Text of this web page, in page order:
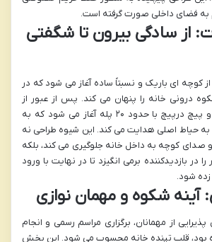
فضای داخلی صورت گرفته است.
از سادگی بیرون تا شگفتی
از کوچه ای باریک و نسبتاً ساده آغاز می شود که در
درونی خانه را پنهان می کند. پس از عبور از
سردر، راهرویی طویل و پیچ درپیچ با حدود ۲۰ پله آغاز می شود که به
به حیاط اصلی هدایت می کند. این شیوه طراحی نه
و صدای کوچه به داخل خانه جلوگیری می کند، بلکه
در بازدیدکننده برمی انگیزد تا در نهایت با ورود
شود.
شکوه و مهمان نوازی
از مهمانان، برگزاری مراسم رسمی و انجام
بود، قلب تپنده خانه محسوب می شود. این بخش